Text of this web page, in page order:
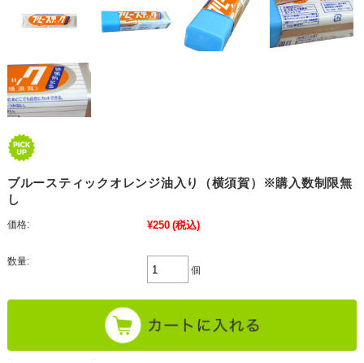
ブルースティックオレンジ油入り（横須賀）※購入数制限無
し
価格: ¥250 (税込)
数量:
個